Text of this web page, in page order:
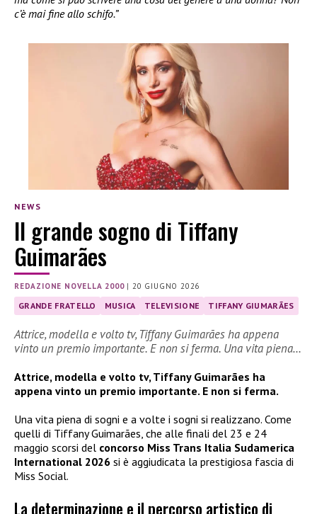
c’è mai fine allo schifo.”
NEWS
Il grande sogno di Tiffany
Guimarães
REDAZIONE NOVELLA 2000|20 GIUGNO 2026
GRANDE FRATELLO MUSICA TELEVISIONE TIFFANY GIUMARÃES
Attrice, modella e volto tv, Tiffany Guimarães ha appena
vinto un premio importante. E non si ferma. Una vita piena…
Attrice, modella e volto tv, Tiffany Guimarães ha
appena vinto un premio importante. E non si ferma.
Una vita piena di sogni e a volte i sogni si realizzano. Come
quelli di Tiffany Guimarães, che alle finali del 23 e 24
maggio scorsi del concorso Miss Trans Italia Sudamerica
International 2026 si è aggiudicata la prestigiosa fascia di
Miss Social.
La determinazione e il percorso artistico di